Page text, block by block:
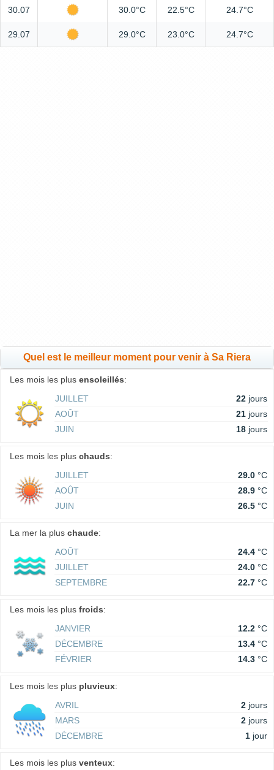
30.07 30.0°C 22.5°C 24.7°C
29.07 29.0°C 23.0°C 24.7°C
Quel est le meilleur moment pour venir à Sa Riera
Les mois les plus ensoleillés:
JUILLET
22 jours
AOÛT
21 jours
JUIN
18 jours
Les mois les plus chauds:
JUILLET
29.0 °C
AOÛT
28.9 °C
JUIN
26.5 °C
La mer la plus chaude:
AOÛT
24.4 °C
JUILLET
24.0 °C
SEPTEMBRE
22.7 °C
Les mois les plus froids:
JANVIER
12.2 °C
DÉCEMBRE
13.4 °C
FÉVRIER
14.3 °C
Les mois les plus pluvieux:
AVRIL
2 jours
MARS
2 jours
DÉCEMBRE
1 jour
Les mois les plus venteux: